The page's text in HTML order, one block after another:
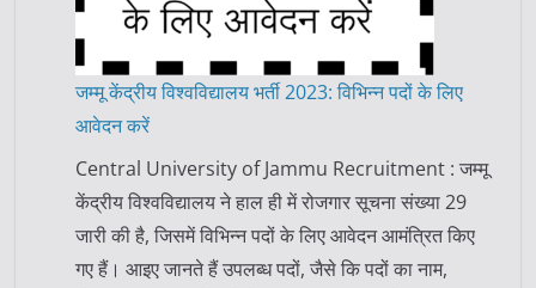
जम्मू केंद्रीय विश्वविद्यालय भर्ती 2023: विभिन्न पदों के लिए
आवेदन करें
Central University of Jammu Recruitment : जम्मू
केंद्रीय विश्वविद्यालय ने हाल ही में रोजगार सूचना संख्या 29
जारी की है, जिसमें विभिन्न पदों के लिए आवेदन आमंत्रित किए
गए हैं। आइए जानते हैं उपलब्ध पदों, जैसे कि पदों का नाम,